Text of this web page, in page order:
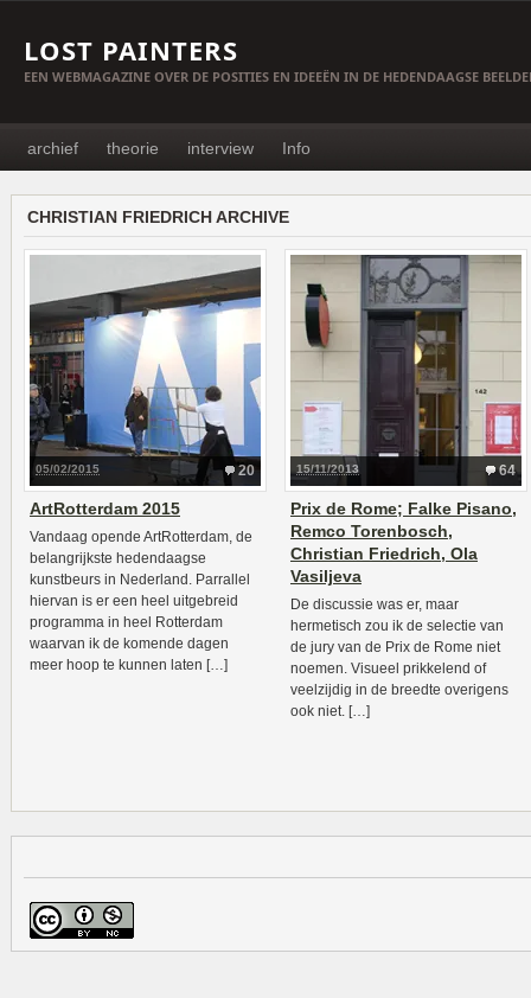
LOST PAINTERS
EEN WEBMAGAZINE OVER DE POSITIES EN IDEEËN IN DE HEDENDAAGSE
archief theorie interview Info
CHRISTIAN FRIEDRICH ARCHIVE
20
05/02/2015
ArtRotterdam 2015
Vandaag opende ArtRotterdam, de
belangrijkste hedendaagse
kunstbeurs in Nederland. Parrallel
hiervan is er een heel uitgebreid
programma in heel Rotterdam
waarvan ik de komende dagen
meer hoop te kunnen laten […]
64
15/11/2013
Prix de Rome; Falke Pisano,
Remco Torenbosch,
Christian Friedrich, Ola
Vasiljeva
De discussie was er, maar
hermetisch zou ik de selectie van
de jury van de Prix de Rome niet
noemen. Visueel prikkelend of
veelzijdig in de breedte overigens
ook niet. […]